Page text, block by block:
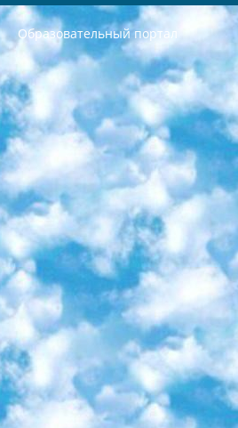
Образовательный портал
РЕСПУБЛИКА УЗБЕКИСТАН МИНИСТРЕРСТВО ДОШКОЛЬНОГО И ШКОЛЬНОГО ОБРАЗОВАНИЯ КОМАНДА в общеобразовательных учреждениях в 2023-2024 учебном году организация и проведение итоговой государственной аттестации обучающихся о Министра дошкольного и школьного образования Республики Узбекистан от 4 марта 2008 года (постановлением Минюста от 20 марта 2008 года № 1778 государственной регистрации) «Итоговое состояние учащихся общего среднего образования на основании положения об утверждении положения об аттестации общего среднего образования выпускной экзамен студентов в образовательных учреждениях в 2023-2024 учебном году В целях организации и прохождения аттестации приказываю: 1. Следующее: перечень предметов, по которым будет проводиться итоговая государственная аттестация и экзамен формы перевода согласно приложению 1; сертификаты международного образца, оценивающие уровень владения иностранными языками перечень согласно приложению 2; 2. Педагогический при специализированных образовательных учреждениях. научно-практический центр квалификации и международной оценки (Д.Давидова) 2024 г. До 25 марта: задания по предметам, по которым будет проводиться итоговая аттестация разработка и утверждение технических условий; итоговая аттестация на основании разработанного предметного задания разработка вопросов по предметам (устно и письменно), экзамен передача; общеобразовательные средние школы и специальные учебные заведения учащиеся выпускных классов школ и интернатов в агентской системе подготовка базы данных экзаменационных материалов и критериев оценки; перевод базы экзаменационных материалов на все языки обучения подать в Республиканский образовательный центр для изготовления; варианты экзаменов на основе разработанных контрольных материалов пусть будут поставлены задачи формирования. 3. Республиканский образовательный центр (Ш.Худайкулов) до 5 апреля 2024 года. до: база данных предоставленных экзаменационных материалов на все языки обучения перевод и экспертиза; для слепых, слабовидящих, глухих, слабослышащих и умственно отсталых детей учащиеся выпускных классов специализированных школ и школ-интернатов база данных экзаменационных материалов на всех преподаваемых языках подготовка критериев оценки; специализированные школы для умственно отсталых детей и технологии для учащихся выпускных классов школ-интернатов разработка соответствующих рекомендаций и критериев проведения ЕГЭ по естествознанию давать задания. 4. Педагогический при специализированных образовательных учреждениях. Научно-практический центр навыков и международной оценки (Д.Давидова), Республика образовательный центр (Худайкулов Ш.) итоговый государственный аттестационный экзамен ориентирован на творческое и логическое мышление при подготовке базы материалов учитывать введение заданий. 5. Следует отметить, что: сертификат государственного образца о знании общеобразовательного предмета и как минимум национальный уровень B1 по предметам на иностранных языках, указанным в Приложении 2. или международно признанный сертификат эквивалентного уровня студенты, изучающие определенный предмет, освобождаются от экзамена; по соответствующим предметам запланирована итоговая государственная аттестация за день до дня, путем жеребьевки Рабочей группой (в письменной форме по предметам, проводимым в форме) из числа сформированных вариантов выбрано 2 варианта; 2 выбранных варианта экзамена анонсированы на официальном сайте министерства и все выпускники по всей стране на основе этих вариантов проводит итоговую государственную аттестацию. 6. Государственное образование учащихся средних общеобразовательных учреждений. знания в соответствии с квалификационными требованиями, которые необходимо приобрести на основании стандартов итоговый (выпускной) контроль для 9 и 11 классов в целях тестирования Экзамены (далее – экзамены) состоят из предметов, перечисленных в приложении 1. будет сделано. 7. Экзамены пройдут с 26 мая по 15 июня 2024 г. (кроме науки физического воспитания). 8. Физическая для учащихся 9 классов общесредних образовательных учреждений. Экзамены по предмету «Образование, квалификация медицина» 1-6 мая 2024 года. сотрудники перевести под присмотр (с отклонениями в физическом или умственном развитии) специализированная школа для детей, школы-интернаты и со сколиозом школы-интернаты санаторного типа для больных детей исключены). 9. Он был слепым, слабовидящим и имел нарушения опорно-двигательного аппарата. экзамены в специализированных школах и интернатах для детей должны проводиться исходя из требований, предъявляемых к общеобразовательным учреждениям (физкультура кроме науки). 10. Специализированная школа для глухих и слабослышащих детей. и экзамены в интернатах и быть реализован в виде письменного теста по математике. 11. Специальность для умственно отсталых детей. Для 9 класса Родной язык и литературное письмо Государственный язык (язык обучения – узбекский). для неклассов) написано Математическое письмо Письменная/устная история Узбекистана Физическое воспитание практично Итоговый контроль Для 11 класса Написание родного языка и литературы (эссе) Математическое письмо Узбекский язык (обучение на узбекском языке) не посещающее общее среднее образование для учреждений)/Образовательное учреждение выбор письменный и устный Иностранный язык письменный/устный Письменная/устная история Узбекистана *По выбору студента:  Химия  Физика  Основы государственного права  География 10 бесплатных образовательных ресурсов - Мы составили подборку онлайн-проектов с интерактивными упражнениями, видеолекциями и статьями. Они помогут вам обрести новые и освежить старые знания бесплатно. 1. «ИНТУИТ» Старейшая образовательная площадка Рунета. Здесь вы найдёте сотни текстовых и видеокурсов на десятки различных тем — от программирования до психологии. Многие курсы подготовлены российскими университетами и крупными международными компаниями вроде Intel и Microsoft. Самостоятельное обучение бесплатное, но желающие могут оплатить услуги персональных наставников. 2. «Смартия» знакомит с актуальными профессиями и подсказывает, как им обучаться. Выбрав заинтересовавшую вас специальность — SMM-специалист, фотограф, веб-дизайнер или другую, — увидите список необходимых для неё умений. Чтобы вы могли освоить их самостоятельно, для каждого умения площадка отображает подборку ссылок на учебные материалы. Хотя «Смартия» ориентируется на русскоязычную аудиторию, часть контента всё же доступна только на английском. 3. «Лекторий Физтеха» Проект Московского физико-технического института (Физтеха). С его помощью вы можете смотреть онлайн серии лекций, записанные на видео в этом вузе. В числе доступных предметов — физика, биология, химия, информационные технологии и другие. К некоторым лекциям администрация ресурса прилагает готовые конспекты, которые можно скачивать в PDF-формате. 4. ITMOcourses Онлайн-площадка Санкт-Петербургского национального исследовательского университета информационных технологий, механики и оптики (ИТМО). Ресурс предоставляет свободный доступ к курсам, разработанным в этом вузе. Каталог материалов разбит на четыре категории: «Оптические системы и технологии», «Приборостроение и робототехника», «Информационные технологии» и «Биотехнологии». Курсы состоят из видеолекций, интерактивных демонстраций и заданий. 5. «КиберЛенинка» Электронная научная